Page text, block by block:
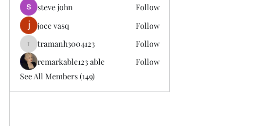
steve john
Follow
joce vasq
Follow
tramanh3004123
tramanh3004123
Follow
remarkable123 able
Follow
See All Members (149)